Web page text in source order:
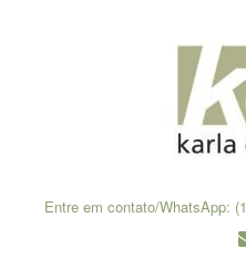
Entre em contato/WhatsApp: